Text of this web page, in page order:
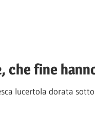
che fine
lucertola dorata